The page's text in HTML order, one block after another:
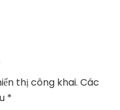
thị công khai. Các
*